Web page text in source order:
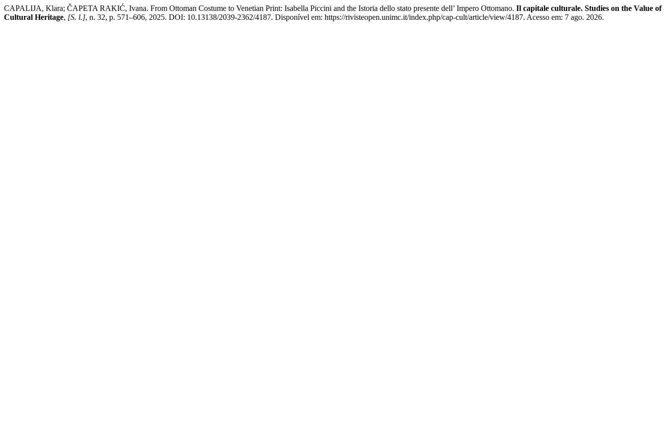
CAPALIJA, Klara; ČAPETA RAKIĆ, Ivana. From Ottoman Costume to Venetian Print: Isabella Piccini and the Istoria dello stato presente dell’ Impero Ottomano. Il capitale culturale. Studies on the Value of
Cultural Heritage, [S. l.], n. 32, p. 571–606, 2025. DOI: 10.13138/2039-2362/4187. Disponível em: https://rivisteopen.unimc.it/index.php/cap-cult/article/view/4187. Acesso em: 7 ago. 2026.